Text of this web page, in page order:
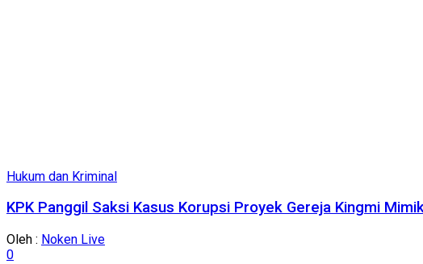
Hukum dan Kriminal
KPK Panggil Saksi Kasus Korupsi Proyek Gereja Kingmi
Oleh : Noken Live
0